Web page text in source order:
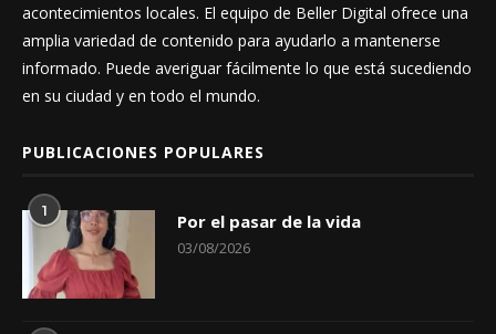
acontecimientos locales. El equipo de Beller Digital ofrece una
amplia variedad de contenido para ayudarlo a mantenerse
informado. Puede averiguar fácilmente lo que está sucediendo
en su ciudad y en todo el mundo.
PUBLICACIONES POPULARES
1 Por el pasar de la vida
03/08/2026